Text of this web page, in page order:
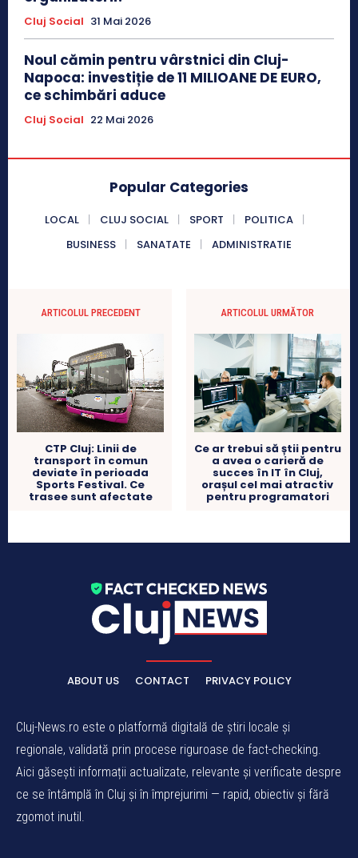
Cluj Social 31 Mai 2026
Noul cămin pentru vârstnici din Cluj-
Napoca: investiție de 11 MILIOANE DE EURO,
ce schimbări aduce
Cluj Social 22 Mai 2026
Popular Categories
LOCAL CLUJ SOCIAL SPORT
POLITICA
BUSINESS
SANATATE ADMINISTRATIE
ARTICOLUL PRECEDENT
CTP Cluj: Linii de
transport în comun
deviate în perioada
Sports Festival. Ce
trasee sunt afectate
ARTICOLUL URMĂTOR
Ce ar trebui să știi pentru
a avea o carieră de
succes în IT în Cluj,
orașul cel mai atractiv
pentru programatori
ABOUT US CONTACT PRIVACY POLICY
Cluj-News.ro este o platformă digitală de știri locale și
regionale, validată prin procese riguroase de fact-checking.
Aici găsești informații actualizate, relevante și verificate despre
ce se întâmplă în Cluj și în împrejurimi — rapid, obiectiv și fără
zgomot inutil.